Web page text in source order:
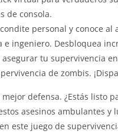
de consola.
personal y conoce al
e ingeniero. Desbloquea
tu supervivencia
de zombis.
defensa. ¿Estás listo
asesinos ambulantes y
este juego de